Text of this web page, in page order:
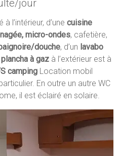
jour
l’intérieur, d’unecuisine
micro-ondes, cafetière,
douche, d’un lavabo
à gaz à l’extérieur est à
camping Location mobil
En outre un autre WC
il est éclairé en solaire.